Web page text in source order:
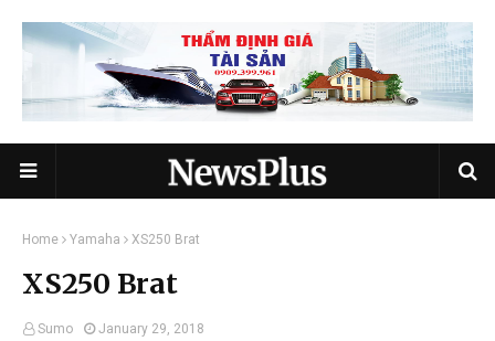
Home Yamaha XS250 Brat
XS250 Brat
Sumo January 29, 2018